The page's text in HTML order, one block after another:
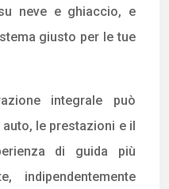
neve e ghiaccio, e
giusto per le tue
integrale può
le prestazioni e il
di guida più
indipendentemente